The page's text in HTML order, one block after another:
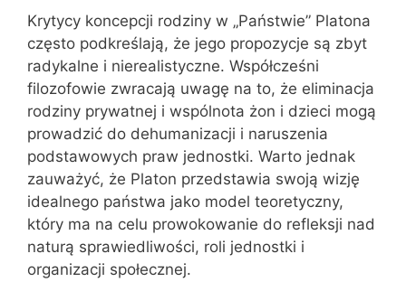
Krytycy koncepcji rodziny w „Państwie” Platona
często podkreślają, że jego propozycje są zbyt
radykalne i nierealistyczne. Współcześni
filozofowie zwracają uwagę na to, że eliminacja
rodziny prywatnej i wspólnota żon i dzieci mogą
prowadzić do dehumanizacji i naruszenia
podstawowych praw jednostki. Warto jednak
zauważyć, że Platon przedstawia swoją wizję
idealnego państwa jako model teoretyczny,
który ma na celu prowokowanie do refleksji nad
naturą sprawiedliwości, roli jednostki i
organizacji społecznej.